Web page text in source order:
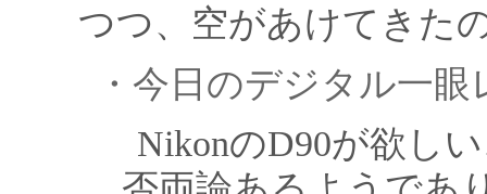
つつ、空があけてきた
・今日のデジタル一眼
NikonのD90が欲し